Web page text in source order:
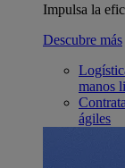
Impulsa la
Descubre más
manos
ágiles